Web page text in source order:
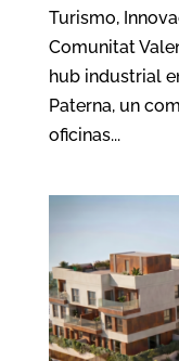
Turismo,
Comunitat
hub industrial
Paterna, un
oficinas...